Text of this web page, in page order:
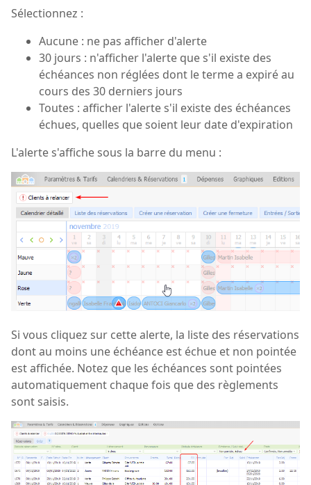
Sélectionnez :
Aucune : ne pas afficher d'alerte
30 jours : n'afficher l'alerte que s'il existe des
échéances non réglées dont le terme a expiré au
cours des 30 derniers jours
Toutes : afficher l'alerte s'il existe des échéances
échues, quelles que soient leur date d'expiration
L'alerte s'affiche sous la barre du menu :
Si vous cliquez sur cette alerte, la liste des réservations
dont au moins une échéance est échue et non pointée
est affichée. Notez que les échéances sont pointées
automatiquement chaque fois que des règlements
sont saisis.